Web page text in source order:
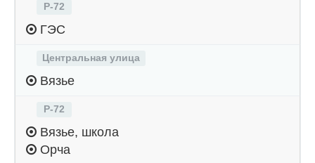
Р-72
ГЭС
Центральная улица
Вязье
Р-72
Вязье, школа
Орча